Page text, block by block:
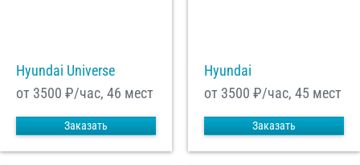
Hyundai Universe
от 3500 ₽/час, 46 мест
Заказать
Hyundai
от 3500 ₽/час, 45 мест
Заказать